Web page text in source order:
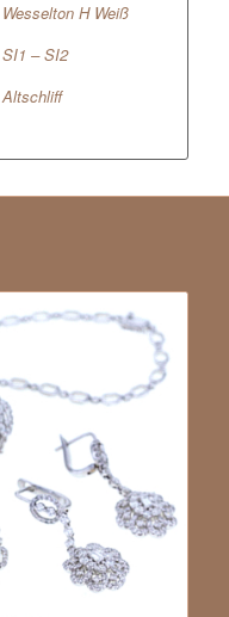
Wesselton H Weiß
SI1 – SI2
Altschliff